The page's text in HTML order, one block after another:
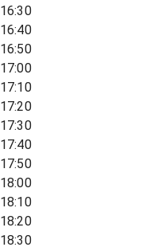
16:30
16:40
16:50
17:00
17:10
17:20
17:30
17:40
17:50
18:00
18:10
18:20
18:30